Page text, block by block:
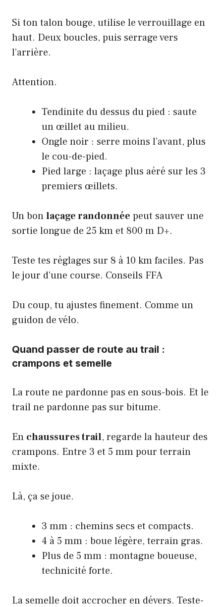
Si ton talon bouge, utilise le verrouillage en
haut. Deux boucles, puis serrage vers
l’arrière.
Attention.
Tendinite du dessus du pied : saute
un œillet au milieu.
Ongle noir : serre moins l’avant, plus
le cou-de-pied.
Pied large : laçage plus aéré sur les 3
premiers œillets.
Un bonlaçage randonnée peut sauver une
sortie longue de 25 km et 800 m D+.
Teste tes réglages sur 8 à 10 km faciles. Pas
le jour d’une course. Conseils FFA
Du coup, tu ajustes finement. Comme un
guidon de vélo.
Quand passer de route au trail :
crampons et semelle
La route ne pardonne pas en sous-bois. Et le
trail ne pardonne pas sur bitume.
En chaussures trail, regarde la hauteur des
crampons. Entre 3 et 5 mm pour terrain
mixte.
Là, ça se joue.
3 mm : chemins secs et compacts.
4 à 5 mm : boue légère, terrain gras.
Plus de 5 mm : montagne boueuse,
technicité forte.
La semelle doit accrocher en dévers. Teste-